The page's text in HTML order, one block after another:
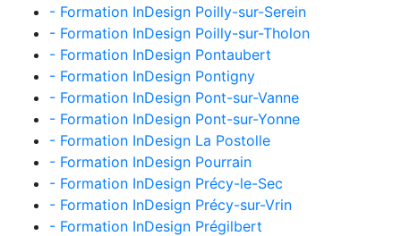
- Formation InDesign Poilly-sur-Serein
- Formation InDesign Poilly-sur-Tholon
- Formation InDesign Pontaubert
- Formation InDesign Pontigny
- Formation InDesign Pont-sur-Vanne
- Formation InDesign Pont-sur-Yonne
- Formation InDesign La Postolle
- Formation InDesign Pourrain
- Formation InDesign Précy-le-Sec
- Formation InDesign Précy-sur-Vrin
- Formation InDesign Prégilbert